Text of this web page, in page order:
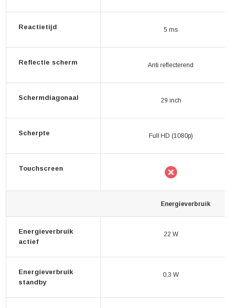
Reactietijd 5 ms
Reflectie scherm Anti reflecterend
Schermdiagonaal 29 inch
Scherpte Full HD (1080p)
Touchscreen
Energieverbruik
Energieverbruik
actief
22 W
Energieverbruik
standby
0,3 W